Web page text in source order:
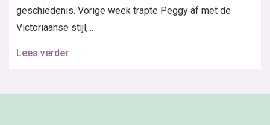
geschiedenis. Vorige week trapte Peggy af met de
Victoriaanse stijl,...
Lees verder